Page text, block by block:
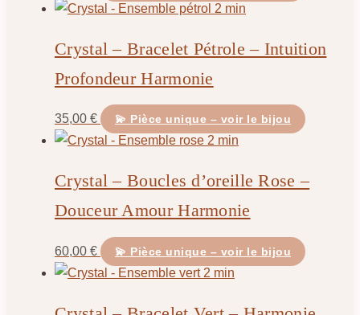
Crystal – Bracelet Pétrole – Intuition
Profondeur Harmonie
35,00 € 💫 Pièce unique – voir le bijou
Crystal – Boucles d’oreille Rose –
Douceur Amour Harmonie
60,00 € 💫 Pièce unique – voir le bijou